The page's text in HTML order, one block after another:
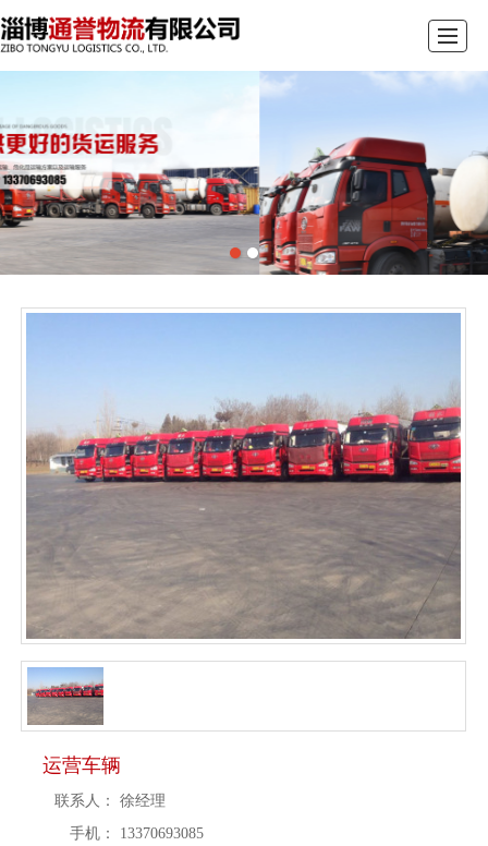
办公环境
运营车辆
联系人：
徐经理
手机：
13370693085